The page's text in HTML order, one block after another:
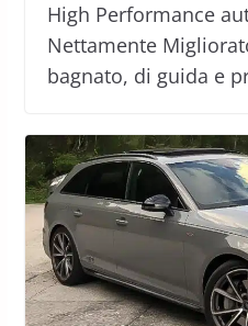
High Performance
Nettamente
bagnato, di guida e